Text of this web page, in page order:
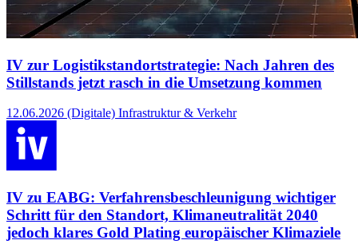
IV zur Logistikstandortstrategie: Nach Jahren des
Stillstands jetzt rasch in die Umsetzung kommen
12.06.2026 (Digitale) Infrastruktur & Verkehr
IV zu EABG: Verfahrensbeschleunigung wichtiger
Schritt für den Standort, Klimaneutralität 2040
jedoch klares Gold Plating europäischer Klimaziele